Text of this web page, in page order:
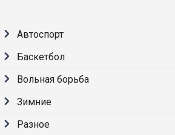
Автоспорт
Баскетбол
Вольная борьба
Зимние
Разное